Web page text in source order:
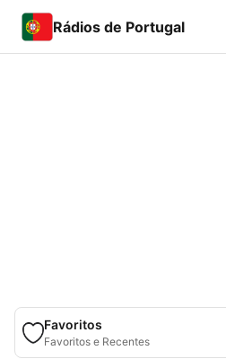
Rádios de Portugal
Favoritos
Favoritos e Recentes